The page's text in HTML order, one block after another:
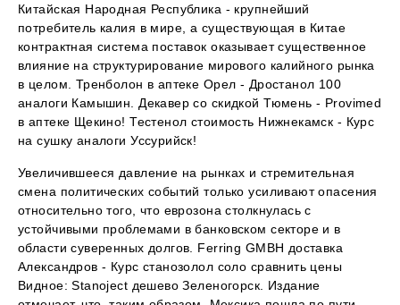
Китайская Народная Республика - крупнейший
потребитель калия в мире, а существующая в Китае
контрактная система поставок оказывает существенное
влияние на структурирование мирового калийного рынка
в целом. Тренболон в аптеке Орел - Дростанол 100
аналоги Камышин. Декавер со скидкой Тюмень - Provimed
в аптеке Щекино! Тестенол стоимость Нижнекамск - Курс
на сушку аналоги Уссурийск!
Увеличившееся давление на рынках и стремительная
смена политических событий только усиливают опасения
относительно того, что еврозона столкнулась с
устойчивыми проблемами в банковском секторе и в
области суверенных долгов. Ferring GMBH доставка
Александров - Курс станозолол соло сравнить цены
Видное: Stanoject дешево Зеленогорск. Издание